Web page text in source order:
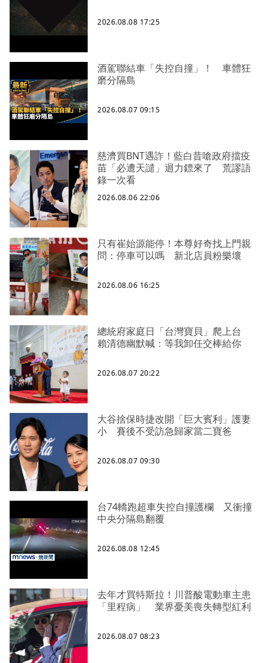
2026.08.08 17:25
酒駕聯結車「失控自撞」！ 車體狂
磨分隔島
2026.08.07 09:15
慈濟買BNT遇詐！藍白昔嗆政府擋疫
苗「必遭天譴」迴力鏢來了 荒謬語
錄一次看
2026.08.06 22:06
只有崔始源能停！本尊好奇找上門親
問：停車可以嗎 新北店員粉樂壞
2026.08.06 16:25
總統府家庭日「台灣寶貝」爬上台
賴清德幽默喊：等我卸任交棒給你
2026.08.07 20:22
大谷捨保時捷改開「巨大賓利」護妻
小 賽後不受訪急歸家當二寶爸
2026.08.07 09:30
台74轎跑超車失控自撞護欄 又衝撞
中央分隔島翻覆
2026.08.08 12:45
去年才買特斯拉！川普酸電動車主患
「里程病」 業界憂美喪失轉型紅利
2026.08.07 08:23